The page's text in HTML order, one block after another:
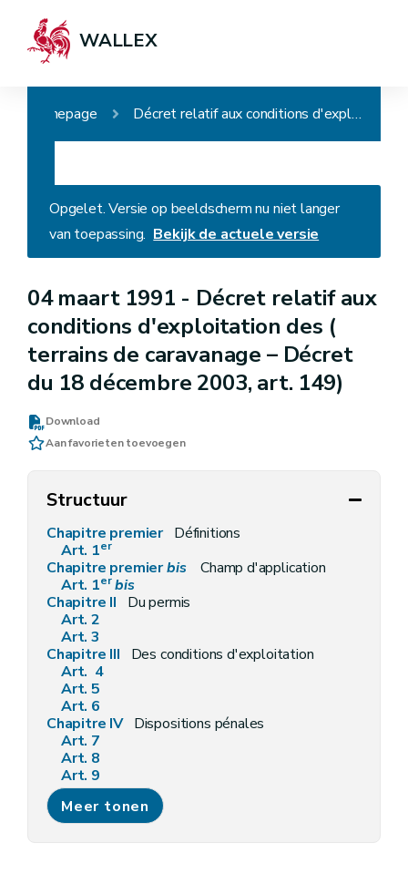
WALLEX
Homepage Décret relatif aux conditions d'exploitation des ( terrains de caravanage – Décret du 18 décembre 2003, art. 149)
Opgelet. Versie op beeldscherm nu niet langer
van toepassing. Bekijk de actuele versie
04 maart 1991 - Décret relatif aux
conditions d'exploitation des (
terrains de caravanage – Décret
du 18 décembre 2003, art. 149)
Download
Aan favorieten toevoegen
Structuur
Chapitre premier Définitions
Art. 1er
Chapitre premierbis
Champ d'application
Art. 1er bis
Chapitre II
Du permis
Art. 2
Art. 3
Chapitre III
Des conditions d'exploitation
Art. 4
Art. 5
Art. 6
Chapitre IV Dispositions pénales
Art. 7
Art. 8
Art. 9
Art. 9bis
Chapitre V Dispositions finales
Art. 10
Meer tonen